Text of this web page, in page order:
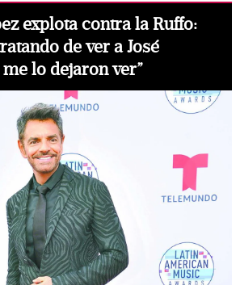
explota contra la Ruffo:
de ver a José
lo dejaron ver”